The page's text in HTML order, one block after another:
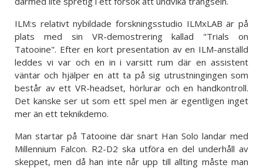
ILM:s relativt nybildade forskningsstudio ILMxLAB är på
plats med sin VR-demostrering kallad "Trials on
Tatooine". Efter en kort presentation av en ILM-anställd
leddes vi var och en in i varsitt rum där en assistent
väntar och hjälper en att ta på sig utrustningingen som
består av ett VR-headset, hörlurar och en handkontroll.
Det kanske ser ut som ett spel men är egentligen inget
mer än ett teknikdemo.
Man startar på Tatooine där snart Han Solo landar med
Millennium Falcon. R2-D2 ska utföra en del underhåll av
skeppet, men då han inte når upp till allting måste man